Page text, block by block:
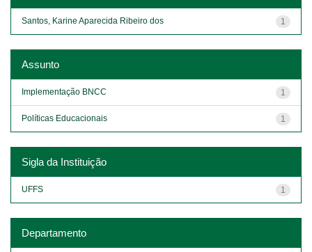
1
Santos, Karine Aparecida Ribeiro dos
Assunto
1
Implementação BNCC
1
Políticas Educacionais
Sigla da Instituição
1
UFFS
Departamento